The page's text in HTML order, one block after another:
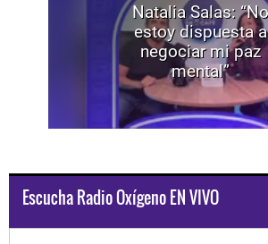
Natalia Salas: “No
estoy dispuesta a
negociar mi paz
mental”
Escucha Radio Oxígeno EN VIVO